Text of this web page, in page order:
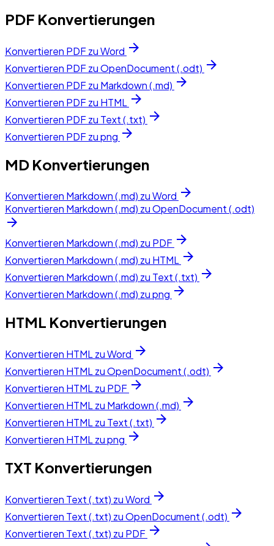
PDF Konvertierungen
Konvertieren PDF zu Word arrow_forward
Konvertieren PDF zu OpenDocument (.odt) arrow_forward
Konvertieren PDF zu Markdown (.md) arrow_forward
Konvertieren PDF zu HTML arrow_forward
Konvertieren PDF zu Text (.txt) arrow_forward
Konvertieren PDF zu png arrow_forward
MD Konvertierungen
Konvertieren Markdown (.md) zu Word arrow_forward
Konvertieren Markdown (.md) zu OpenDocument (.odt)
arrow_forward
Konvertieren Markdown (.md) zu PDF arrow_forward
Konvertieren Markdown (.md) zu HTML arrow_forward
Konvertieren Markdown (.md) zu Text (.txt) arrow_forward
Konvertieren Markdown (.md) zu png arrow_forward
HTML Konvertierungen
Konvertieren HTML zu Word arrow_forward
Konvertieren HTML zu OpenDocument (.odt) arrow_forward
Konvertieren HTML zu PDF arrow_forward
Konvertieren HTML zu Markdown (.md) arrow_forward
Konvertieren HTML zu Text (.txt) arrow_forward
Konvertieren HTML zu png arrow_forward
TXT Konvertierungen
Konvertieren Text (.txt) zu Word arrow_forward
Konvertieren Text (.txt) zu OpenDocument (.odt) arrow_forward
Konvertieren Text (.txt) zu PDF arrow_forward